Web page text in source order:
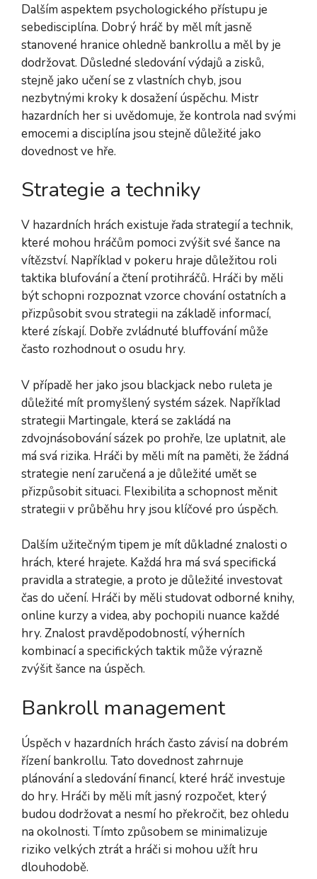
Dalším aspektem psychologického přístupu je
sebedisciplína. Dobrý hráč by měl mít jasně
stanovené hranice ohledně bankrollu a měl by je
dodržovat. Důsledné sledování výdajů a zisků,
stejně jako učení se z vlastních chyb, jsou
nezbytnými kroky k dosažení úspěchu. Mistr
hazardních her si uvědomuje, že kontrola nad svými
emocemi a disciplína jsou stejně důležité jako
dovednost ve hře.
Strategie a techniky
V hazardních hrách existuje řada strategií a technik,
které mohou hráčům pomoci zvýšit své šance na
vítězství. Například v pokeru hraje důležitou roli
taktika blufování a čtení protihráčů. Hráči by měli
být schopni rozpoznat vzorce chování ostatních a
přizpůsobit svou strategii na základě informací,
které získají. Dobře zvládnuté bluffování může
často rozhodnout o osudu hry.
V případě her jako jsou blackjack nebo ruleta je
důležité mít promyšlený systém sázek. Například
strategii Martingale, která se zakládá na
zdvojnásobování sázek po prohře, lze uplatnit, ale
má svá rizika. Hráči by měli mít na paměti, že žádná
strategie není zaručená a je důležité umět se
přizpůsobit situaci. Flexibilita a schopnost měnit
strategii v průběhu hry jsou klíčové pro úspěch.
Dalším užitečným tipem je mít důkladné znalosti o
hrách, které hrajete. Každá hra má svá specifická
pravidla a strategie, a proto je důležité investovat
čas do učení. Hráči by měli studovat odborné knihy,
online kurzy a videa, aby pochopili nuance každé
hry. Znalost pravděpodobností, výherních
kombinací a specifických taktik může výrazně
zvýšit šance na úspěch.
Bankroll management
Úspěch v hazardních hrách často závisí na dobrém
řízení bankrollu. Tato dovednost zahrnuje
plánování a sledování financí, které hráč investuje
do hry. Hráči by měli mít jasný rozpočet, který
budou dodržovat a nesmí ho překročit, bez ohledu
na okolnosti. Tímto způsobem se minimalizuje
riziko velkých ztrát a hráči si mohou užít hru
dlouhodobě.